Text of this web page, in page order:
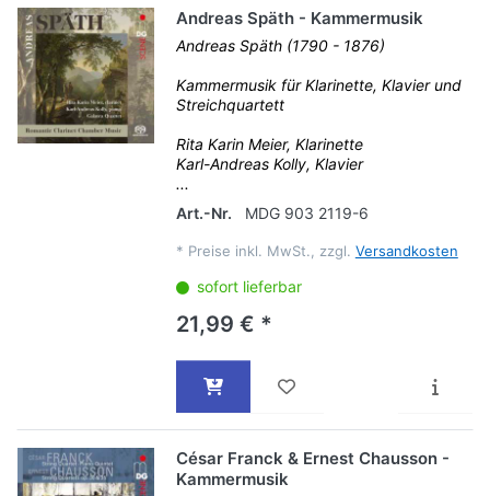
Andreas Späth - Kammermusik
Andreas Späth (1790 - 1876)
Kammermusik für Klarinette, Klavier und
Streichquartett
Rita Karin Meier, Klarinette
Karl-Andreas Kolly, Klavier
...
Art.-Nr.
MDG 903 2119-6
* Preise inkl. MwSt., zzgl. Versandkosten
sofort lieferbar
21,99 € *
César Franck & Ernest Chausson -
Kammermusik